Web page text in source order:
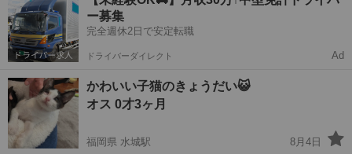
ー募集
完全週休2日で安定転職
ドライバーダイレクト Ad
かわいい子猫のきょうだい😺
オス 0才3ヶ月
福岡県 水城駅
8月4日